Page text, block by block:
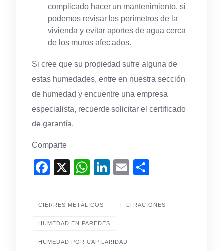
complicado hacer un mantenimiento, si
podemos revisar los perímetros de la
vivienda y evitar aportes de agua cerca
de los muros afectados.
Si cree que su propiedad sufre alguna de
estas humedades, entre en nuestra sección
de humedad y encuentre una empresa
especialista, recuerde solicitar el certificado
de garantía.
Comparte
Facebook
X WhatsApp
LinkedIn
Email
CIERRES METÁLICOS FILTRACIONES
HUMEDAD EN PAREDES
HUMEDAD POR CAPILARIDAD